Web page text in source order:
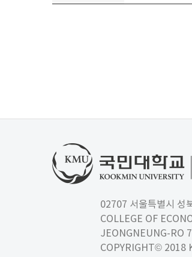
02707 서울특별시 성
COLLEGE OF
JEONGNEUNG-RO
COPYRIGHT© 2018